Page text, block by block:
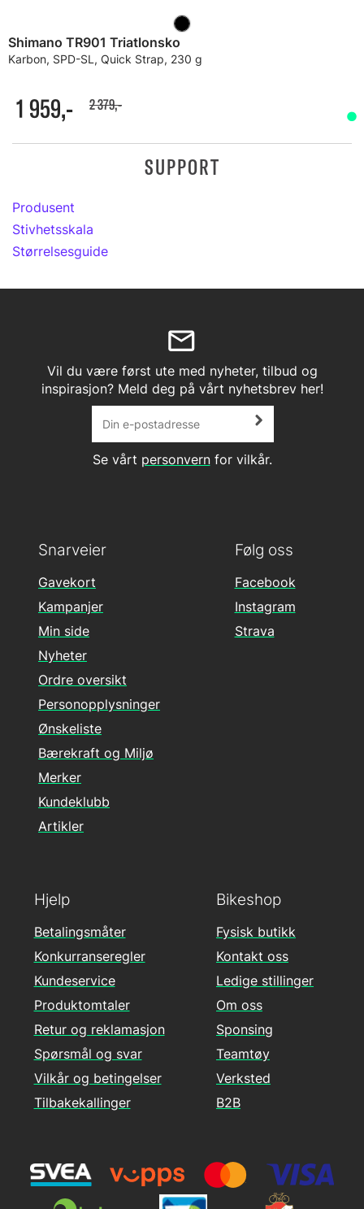
Shimano TR901 Triatlonsko
Karbon, SPD-SL, Quick Strap, 230 g
1 959,- 2 379,-
SUPPORT
Produsent
Stivhetsskala
Størrelsesguide
Vil du være først ute med nyheter, tilbud og
inspirasjon? Meld deg på vårt nyhetsbrev her!
Se vårt personvernfor vilkår.
Følg oss
Facebook
Instagram
Strava
Hjelp
Betalingsmåter
Konkurranseregler
Kundeservice
Produktomtaler
Retur og reklamasjon
Spørsmål og svar
Vilkår og betingelser
Tilbakekallinger
Snarveier
Gavekort
Kampanjer
Min side
Nyheter
Ordre oversikt
Personopplysninger
Ønskeliste
Bærekraft og Miljø
Merker
Kundeklubb
Artikler
Bikeshop
Fysisk butikk
Kontakt oss
Ledige stillinger
Om oss
Sponsing
Teamtøy
Verksted
B2B